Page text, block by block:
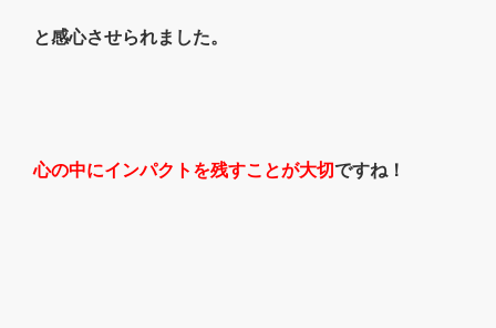
と感心させられました。
心の中にインパクトを残すことが大切ですね！